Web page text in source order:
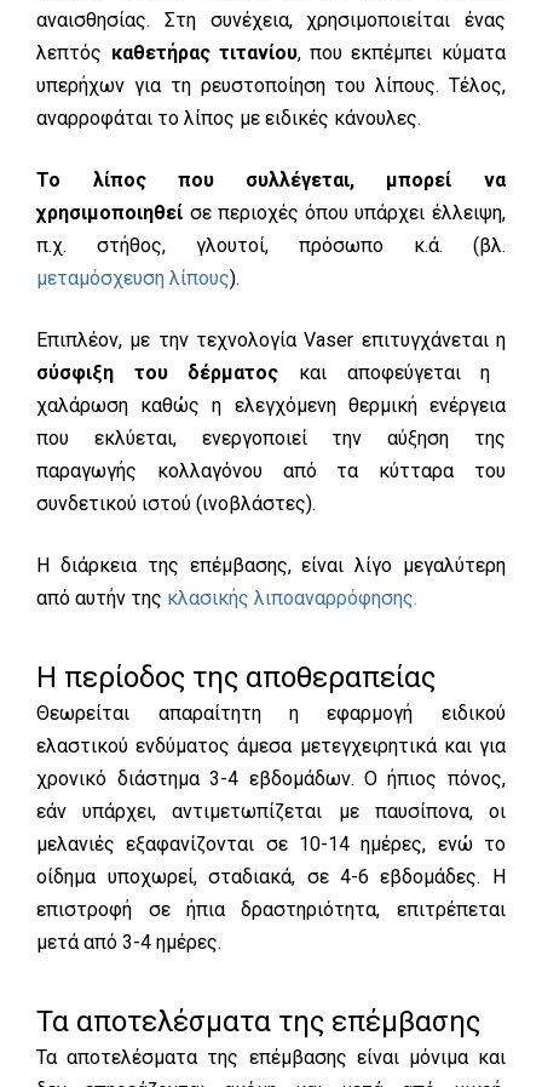
αναισθησίας. Στη συνέχεια, χρησιμοποιείται ένας
λεπτός καθετήρας τιτανίου, που εκπέμπει κύματα
υπερήχων για τη ρευστοποίηση του λίπους. Τέλος,
αναρροφάται το λίπος με ειδικές κάνουλες.
Το λίπος που συλλέγεται, μπορεί να
χρησιμοποιηθεί σε περιοχές όπου υπάρχει έλλειψη,
π.χ. στήθος, γλουτοί, πρόσωπο κ.ά. (βλ.
μεταμόσχευση λίπους).
Επιπλέον, με την τεχνολογία Vaser επιτυγχάνεται η
σύσφιξη του δέρματος και αποφεύγεται η
χαλάρωση καθώς η ελεγχόμενη θερμική ενέργεια
που εκλύεται, ενεργοποιεί την αύξηση της
παραγωγής κολλαγόνου από τα κύτταρα του
συνδετικού ιστού (ινοβλάστες).
Η διάρκεια της επέμβασης, είναι λίγο μεγαλύτερη
από αυτήν της κλασικής λιποαναρρόφησης.
Η περίοδος της αποθεραπείας
Θεωρείται απαραίτητη η εφαρμογή ειδικού
ελαστικού ενδύματος άμεσα μετεγχειρητικά και για
χρονικό διάστημα 3-4 εβδομάδων. Ο ήπιος πόνος,
εάν υπάρχει, αντιμετωπίζεται με παυσίπονα, οι
μελανιές εξαφανίζονται σε 10-14 ημέρες, ενώ το
οίδημα υποχωρεί, σταδιακά, σε 4-6 εβδομάδες. Η
επιστροφή σε ήπια δραστηριότητα, επιτρέπεται
μετά από 3-4 ημέρες.
Τα αποτελέσματα της επέμβασης
Τα αποτελέσματα της επέμβασης είναι μόνιμα και